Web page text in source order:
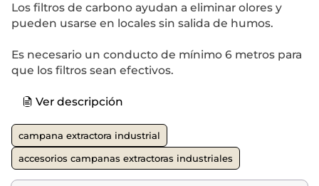
Los filtros de carbono ayudan a eliminar olores y
pueden usarse en locales sin salida de humos.
Es necesario un conducto de mínimo 6 metros para
que los filtros sean efectivos.
Ver descripción
campana extractora industrial
accesorios campanas extractoras industriales